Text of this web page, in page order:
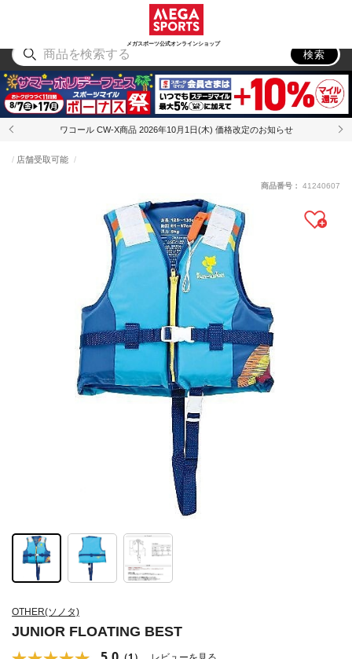
メガスポーツ公式オンラインショップ
アウトドア
検索
ワコール CW-X商品 2026年10月1日(木) 価格改定のお知らせ
OTHER(ソノタ)
JUNIOR FLOATING BEST
店舗受取可能
商品番号： 41240607